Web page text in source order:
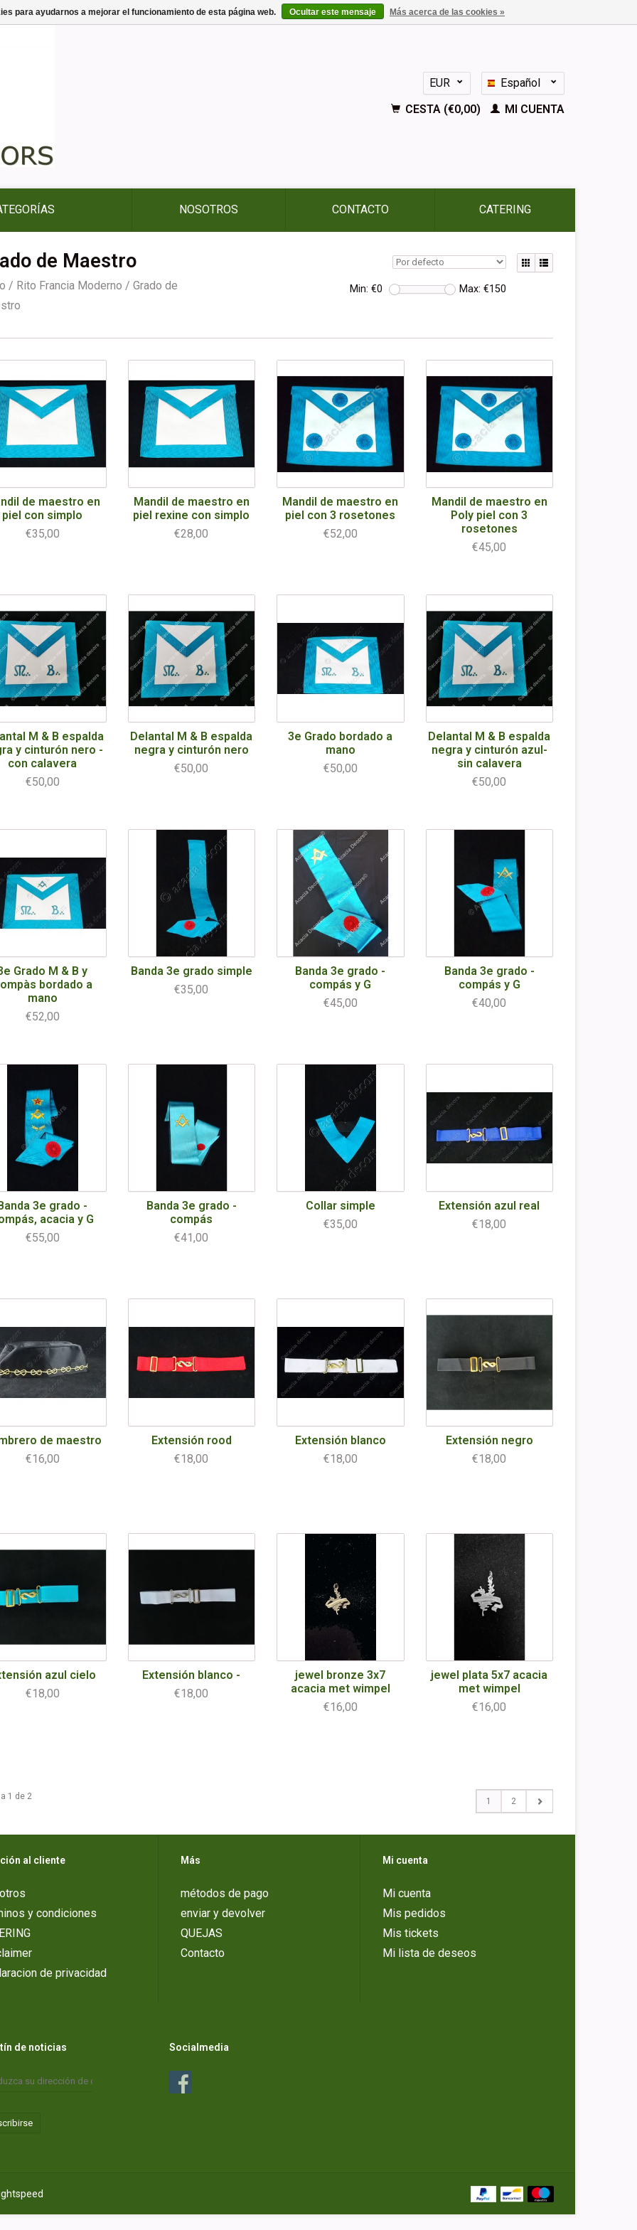
EUR
GBP
Español
Nederlands
Deutsch
CESTA (€0,00) MI CUENTA
NOSOTROS CONTACTO CATERING
de Maestro
/ Rito Francia Moderno / Grado de
Min: €0 Max: €150
de maestro en
piel con simplo
€35,00
Mandil de maestro en
piel rexine con simplo
€28,00
Mandil de maestro en
piel con 3 rosetones
€52,00
Mandil de maestro en
Poly piel con 3
rosetones
€45,00
M & B espalda
y cinturón nero -
con calavera
€50,00
Delantal M & B espalda
negra y cinturón nero
€50,00
3e Grado bordado a
mano
€50,00
Delantal M & B espalda
negra y cinturón azul-
sin calavera
€50,00
Grado M & B y
bordado a
mano
€52,00
Banda 3e grado simple
€35,00
Banda 3e grado -
compás y G
€45,00
Banda 3e grado -
compás y G
€40,00
3e grado -
acacia y G
€55,00
Banda 3e grado -
compás
€41,00
Collar simple
€35,00
Extensión azul real
€18,00
de maestro
€16,00
Extensión rood
€18,00
Extensión blanco
€18,00
Extensión negro
€18,00
azul cielo
€18,00
Extensión blanco -
€18,00
jewel bronze 3x7
acacia met wimpel
€16,00
jewel plata 5x7 acacia
met wimpel
€16,00
1 de 2 1 2
al cliente
y condiciones
de privacidad
Más
métodos de pago
enviar y devolver
QUEJAS
Contacto
Mi cuenta
Mi cuenta
Mis pedidos
Mis tickets
Mi lista de deseos
de noticias Socialmedia
para ayudarnos a mejorar el funcionamiento de esta página web. Ocultar este mensaje Más acerca de las cookies »